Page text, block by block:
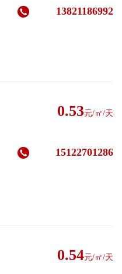
13821186992
0.53元/㎡/天
15122701286
0.54元/㎡/天